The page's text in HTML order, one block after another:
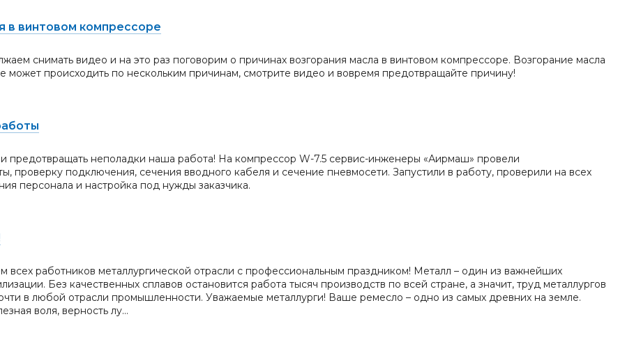
в винтовом компрессоре
снимать видео и на это раз поговорим о причинах возгорания масла в винтовом компрессоре. Возгорание масла
может происходить по нескольким причинам, смотрите видео и вовремя предотвращайте причину!
предотвращать неполадки наша работа! На компрессор W-7.5 сервис-инженеры «Аирмаш» провели
проверку подключения, сечения вводного кабеля и сечение пневмосети. Запустили в работу, проверили на всех
персонала и настройка под нужды заказчика.
всех работников металлургической отрасли с профессиональным праздником! Металл – один из важнейших
Без качественных сплавов остановится работа тысяч производств по всей стране, а значит, труд металлургов
в любой отрасли промышленности. Уважаемые металлурги! Ваше ремесло – одно из самых древних на земле.
воля, верность лу...